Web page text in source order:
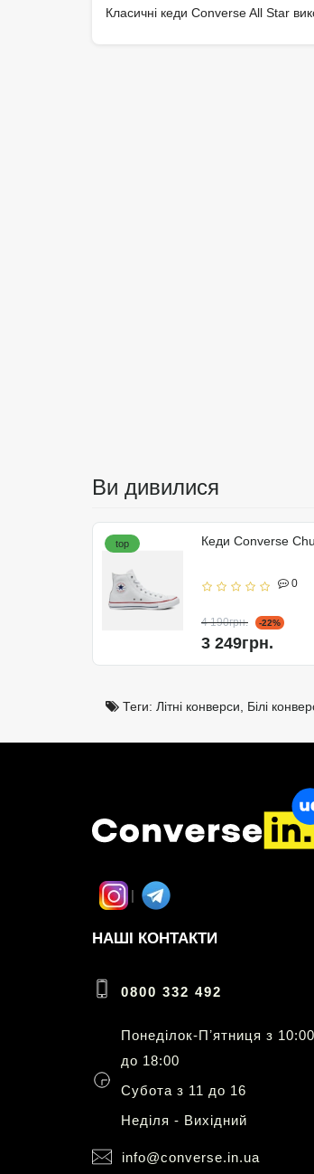
Класичні кеди Converse All Star
Ви дивилися
top Кеди Converse
0
4 190грн. -22%
3 249грн.
Теги: Літні конверси Білі
НАШІ КОНТАКТИ
0800 332 492
Понеділок-Пʼятниця з 10:00
до 18:00
Субота з 11 до 16
Неділя - Вихідний
info@converse.in.ua